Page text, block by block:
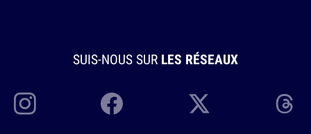
SUIS-NOUS SUR LES RÉSEAUX